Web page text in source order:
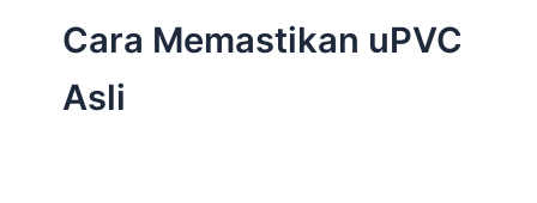
Cara Memastikan uPVC
Asli